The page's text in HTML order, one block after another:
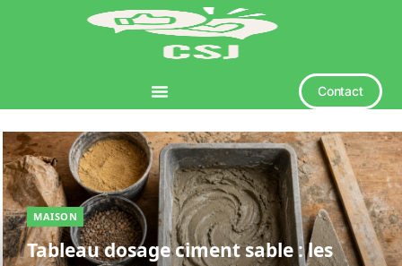
Contact
MAISON
Tableau dosage ciment sable : les